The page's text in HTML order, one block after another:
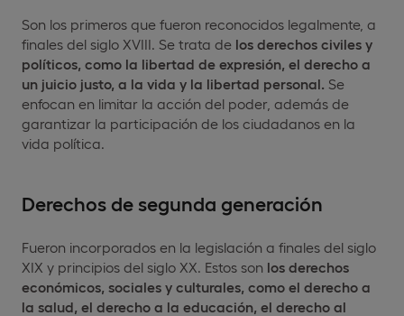
Son los primeros que fueron reconocidos legalmente, a
finales del siglo XVIII. Se trata de los derechos civiles y
políticos, como la libertad de expresión, el derecho a
un juicio justo, a la vida y la libertad personal. Se
enfocan en limitar la acción del poder, además de
garantizar la participación de los ciudadanos en la
vida política.
Derechos de segunda generación
Fueron incorporados en la legislación a finales del siglo
XIX y principios del siglo XX. Estos son los derechos
económicos, sociales y culturales, como el derecho a
la salud, el derecho a la educación, el derecho al